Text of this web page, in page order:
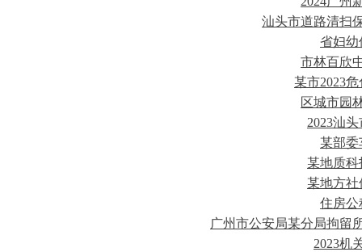
汕头市道路清扫
省妇幼
市林百欣
某市2023
区城市园
2023汕
某部
某地质
某地方
住房公
广州市公安局某分局拘留
2023机